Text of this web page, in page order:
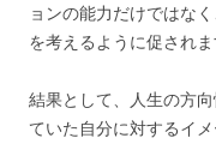
ョンの能力だけではな
を考えるように促されま
結果として、人生の方
ていた自分に対するイ